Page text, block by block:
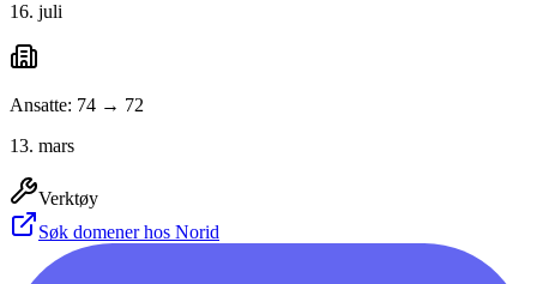
16. juli
Ansatte: 74 → 72
13. mars
Verktøy
Søk domener hos Norid